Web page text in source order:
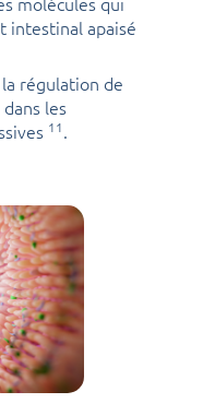
intestinal apaisé
régulation de
les
11.